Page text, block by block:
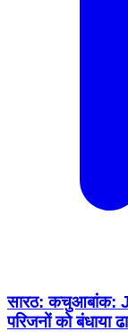
सारठ: कचुआबांक:
परिजनों को बंधाया